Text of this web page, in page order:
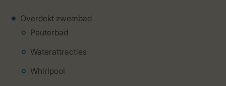
Overdekt zwembad
Peuterbad
Waterattracties
Whirlpool